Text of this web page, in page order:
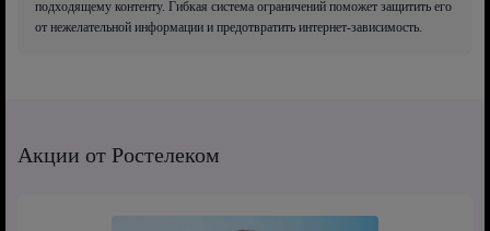
подходящему контенту. Гибкая система ограничений поможет защитить его
от нежелательной информации и предотвратить интернет-зависимость.
Акции от Ростелеком